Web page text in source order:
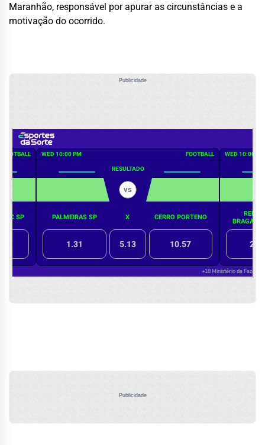
Maranhão, responsável por apurar as circunstâncias e a
motivação do ocorrido.
Publicidade
Publicidade